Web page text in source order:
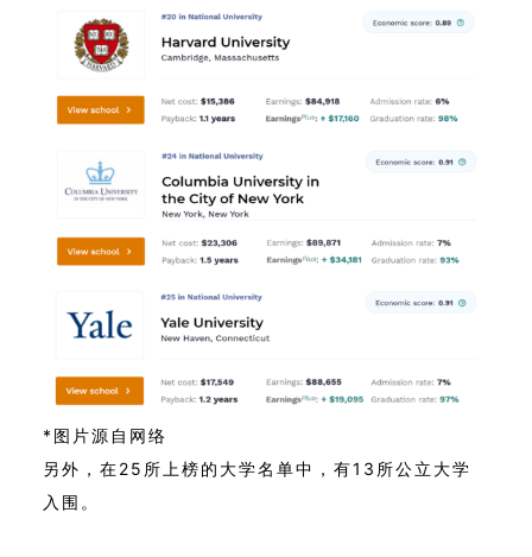
*图片源自网络
另外，在25所上榜的大学名单中，有13所公立大学
入围。